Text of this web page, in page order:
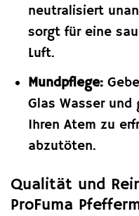
neutralisiert
sorgt für eine
Luft.
Mundpflege:
Glas Wasser
Ihren Atem zu
abzutöten.
Qualität und
ProFuma